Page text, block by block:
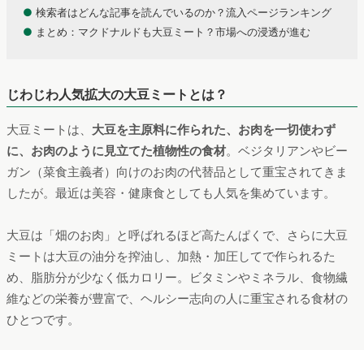
● 検索者はどんな記事を読んでいるのか？流入ページランキング
● まとめ：マクドナルドも大豆ミート？市場への浸透が進む
じわじわ人気拡大の大豆ミートとは？
大豆ミートは、 大豆を主原料に作られた、お肉を一切使わず
に、お肉のように見立てた植物性の食材。ベジタリアンやビー
ガン（菜食主義者）向けのお肉の代替品として重宝されてきま
したが。最近は美容・健康食としても人気を集めています。
大豆は「畑のお肉」と呼ばれるほど高たんぱくで、さらに大豆
ミートは大豆の油分を搾油し、加熱・加圧してで作られるた
め、脂肪分が少なく低カロリー。ビタミンやミネラル、食物繊
維などの栄養が豊富で、ヘルシー志向の人に重宝される食材の
ひとつです。